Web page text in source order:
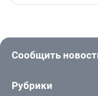
Сообщить
Рубрики